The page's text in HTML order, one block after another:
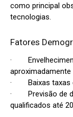
como principal
tecnologias.
Fatores
·
· Baixas taxas
· Previsão de
qualificados até